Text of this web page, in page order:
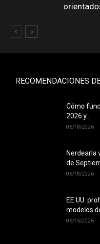
RECOMENDACIONES
Cómo
2026 y...
06/18/2026
Nerdearla
de
06/18/2026
EE.UU.
modelos
06/16/2026